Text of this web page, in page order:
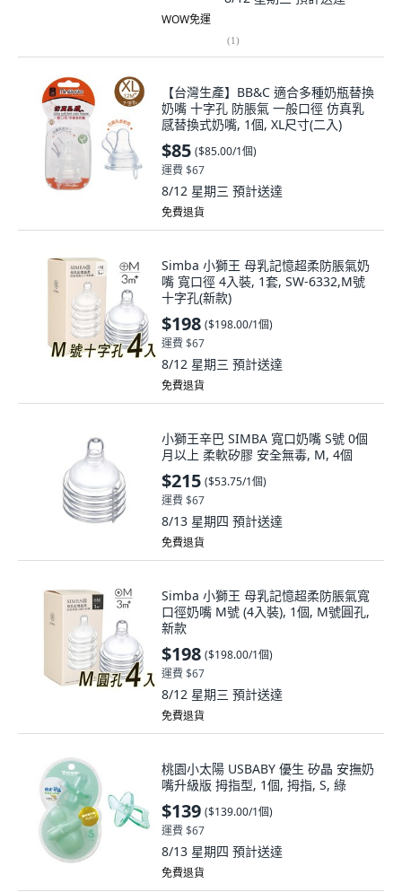
WOW免運
(1)
【台灣生產】BB&C 適合多種奶瓶替換
奶嘴 十字孔 防脹氣 一般口徑 仿真乳
感替換式奶嘴, 1個, XL尺寸(二入)
$85 ($85.00/1個)
運費 $67
8/12 星期三 預計送達
免費退貨
Simba 小獅王 母乳記憶超柔防脹氣奶
嘴 寬口徑 4入裝, 1套, SW-6332,M號
十字孔(新款)
$198 ($198.00/1個)
運費 $67
8/12 星期三 預計送達
免費退貨
小獅王辛巴 SIMBA 寬口奶嘴 S號 0個
月以上 柔軟矽膠 安全無毒, M, 4個
$215 ($53.75/1個)
運費 $67
8/13 星期四 預計送達
免費退貨
Simba 小獅王 母乳記憶超柔防脹氣寬
口徑奶嘴 M號 (4入裝), 1個, M號圓孔,
新款
$198 ($198.00/1個)
運費 $67
8/12 星期三 預計送達
免費退貨
桃園小太陽 USBABY 優生 矽晶 安撫奶
嘴升級版 拇指型, 1個, 拇指, S, 綠
$139 ($139.00/1個)
運費 $67
8/13 星期四 預計送達
免費退貨